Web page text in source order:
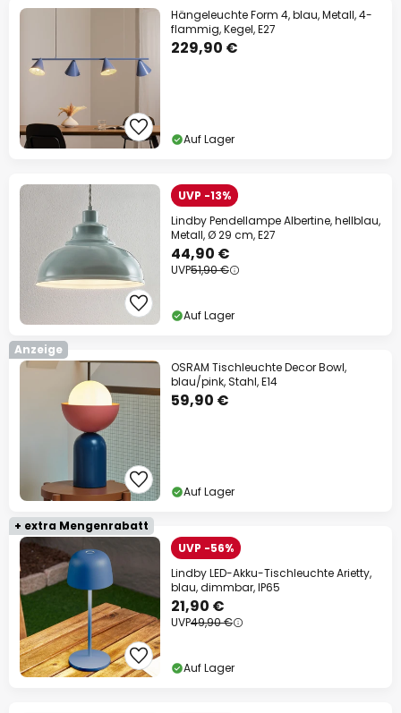
Hängeleuchte Form 4, blau, Metall, 4-
flammig, Kegel, E27
229,90 €
Auf Lager
UVP -13%
Lindby Pendellampe Albertine, hellblau,
Metall, Ø 29 cm, E27
44,90 €
UVP51,90 €
Auf Lager
Anzeige
OSRAM Tischleuchte Decor Bowl,
blau/pink, Stahl, E14
59,90 €
Auf Lager
+ extra Mengenrabatt
UVP -56%
Lindby LED-Akku-Tischleuchte Arietty,
blau, dimmbar, IP65
21,90 €
UVP49,90 €
Auf Lager